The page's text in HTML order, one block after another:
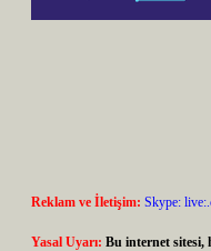
Reklam ve İletişim: Skype:
Yasal Uyarı: Bu internet sitesi,